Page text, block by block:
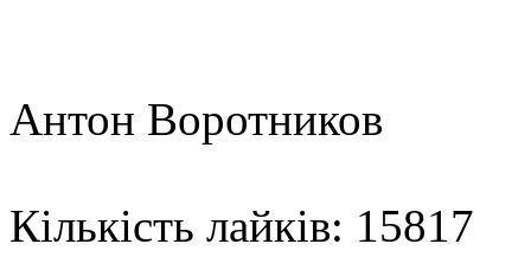
Антон Воротников
Кількість лайків: 15817